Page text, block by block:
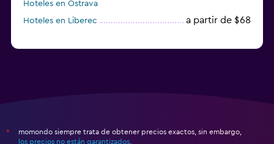
Hoteles en Ostrava
Hoteles en Liberec
a partir de $68
*
momondo siempre trata de obtener precios exactos, sin embargo,
los precios no están garantizados